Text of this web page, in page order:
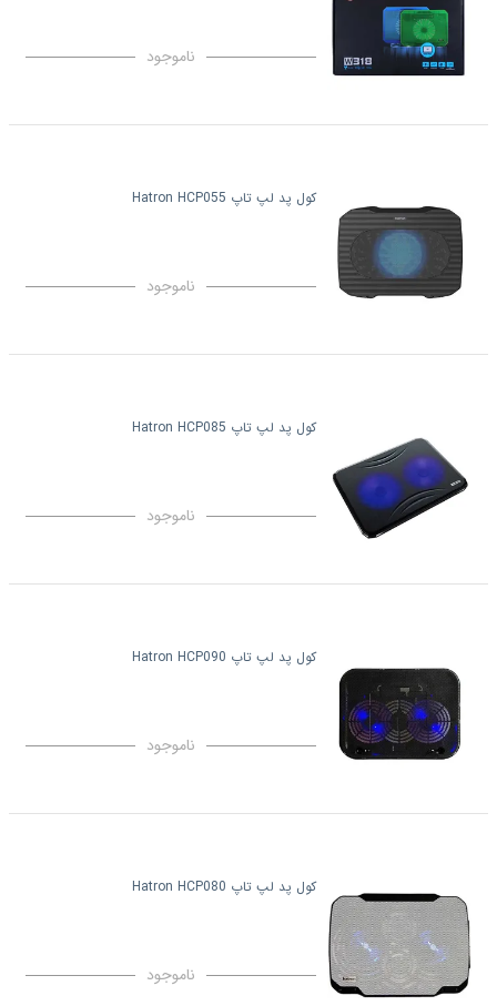
ناموجود
کول پد لپ تاپ Hatron HCP055
ناموجود
کول پد لپ تاپ Hatron HCP085
ناموجود
کول پد لپ تاپ Hatron HCP090
ناموجود
کول پد لپ تاپ Hatron HCP080
ناموجود